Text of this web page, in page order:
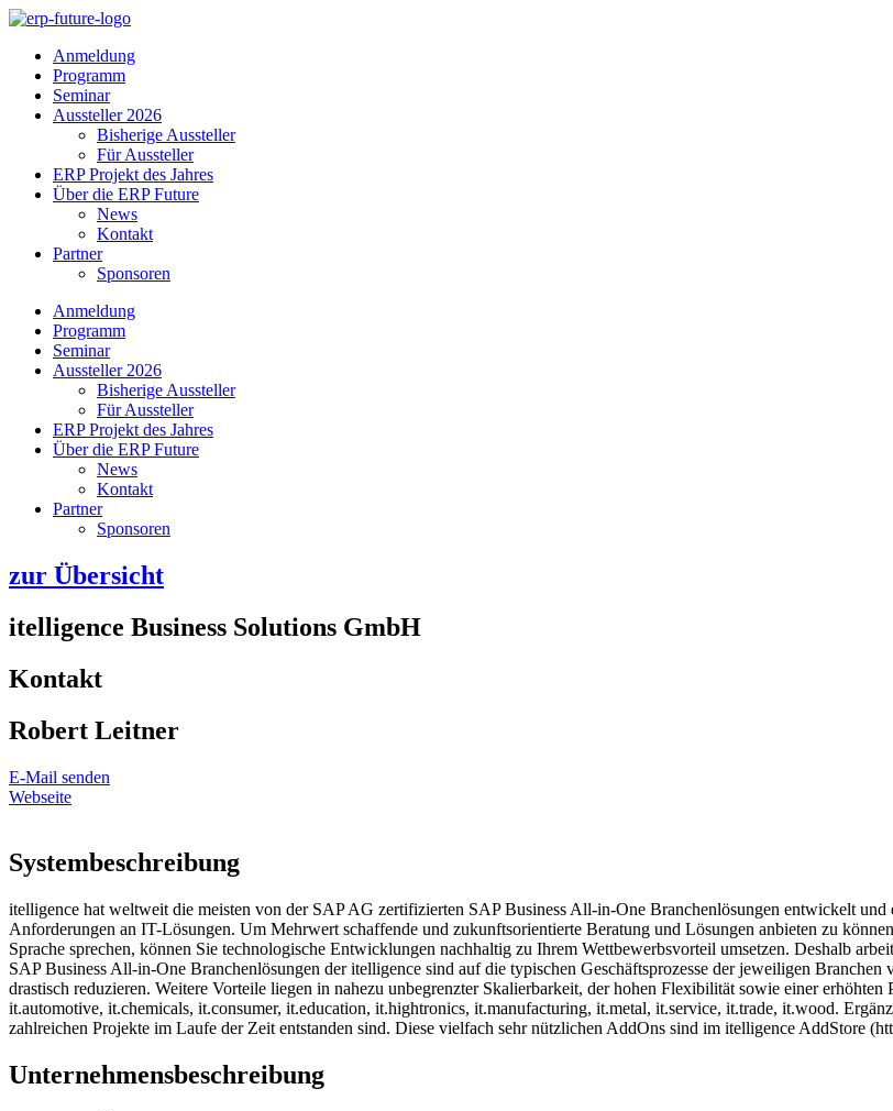
Skip
contentAnmeldung
Programm
Seminar
Aussteller 2026
Bisherige Aussteller
Für Aussteller
ERP Projekt des Jahres
Über die ERP Future
News
Kontakt
Partner
Sponsoren
Anmeldung
Programm
Seminar
Aussteller 2026
Bisherige Aussteller
Für Aussteller
ERP Projekt des Jahres
Über die ERP Future
News
Kontakt
Partner
Sponsoren
zur Übersicht
itelligence Business Solutions GmbH
Kontakt
Robert Leitner
E-Mail senden
Webseite
Systembeschreibung
itelligence hat weltweit die meisten von der SAP AG zertifizierten SAP Business All-in-One Branchenlösungen entwickelt und
Anforderungen an IT-Lösungen. Um Mehrwert schaffende und zukunftsorientierte Beratung und Lösungen anbieten zu
Sprache sprechen, können Sie technologische Entwicklungen nachhaltig zu Ihrem Wettbewerbsvorteil umsetzen. Deshalb
SAP Business All-in-One Branchenlösungen der itelligence sind auf die typischen Geschäftsprozesse der jeweiligen
drastisch reduzieren. Weitere Vorteile liegen in nahezu unbegrenzter Skalierbarkeit, der hohen Flexibilität sowie einer
it.automotive, it.chemicals, it.consumer, it.education, it.hightronics, it.manufacturing, it.metal, it.service, it.trade, it.wood.
zahlreichen Projekte im Laufe der Zeit entstanden sind. Diese vielfach sehr nützlichen AddOns sind im itelligence AddStore
Unternehmensbeschreibung